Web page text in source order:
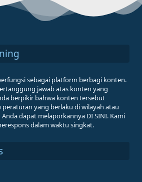
sebagai platform berbagi konten.
jawab atas konten yang
berpikir bahwa konten tersebut
yang berlaku di wilayah atau
dapat melaporkannya DI SINI. Kami
dalam waktu singkat.